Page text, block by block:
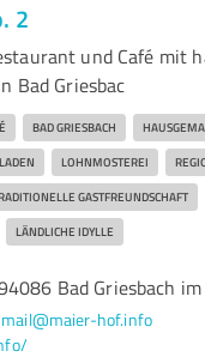
2
und Café mit
Bad Griesbac
BAD GRIESBACH
LOHNMOSTEREI
GASTFREUNDSCHAFT
LÄNDLICHE IDYLLE
Bad Griesbach
mail@maier-hof.info